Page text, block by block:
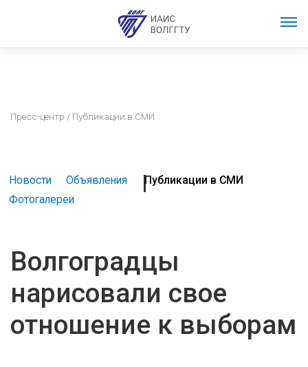
Пресс-центр / Публикации в СМИ
Новости Объявления
Публикации в СМИ
Фотогалереи
Волгоградцы
нарисовали свое
отношение к выборам